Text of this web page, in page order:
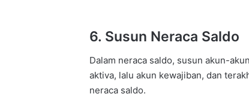
6. Susun Neraca Saldo
Dalam neraca saldo, susun akun-
aktiva, lalu akun kewajiban, dan
neraca saldo.